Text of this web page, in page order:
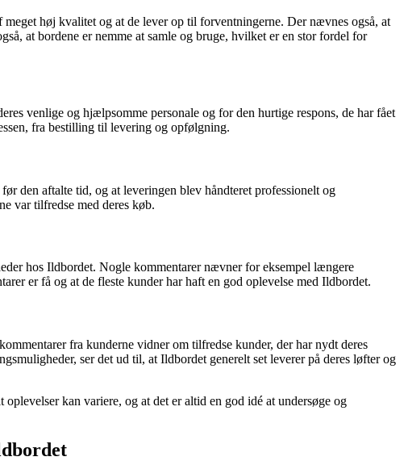
høj kvalitet og at de lever op til forventningerne. Der nævnes også, at
at bordene er nemme at samle og bruge, hvilket er en stor fordel for
venlige og hjælpsomme personale og for den hurtige respons, de har fået
fra bestilling til levering og opfølgning.
den aftalte tid, og at leveringen blev håndteret professionelt og
var tilfredse med deres køb.
hos Ildbordet. Nogle kommentarer nævner for eksempel længere
er få og at de fleste kunder har haft en god oplevelse med Ildbordet.
fra kunderne vidner om tilfredse kunder, der har nydt deres
ser det ud til, at Ildbordet generelt set leverer på deres løfter og
kan variere, og at det er altid en god idé at undersøge og